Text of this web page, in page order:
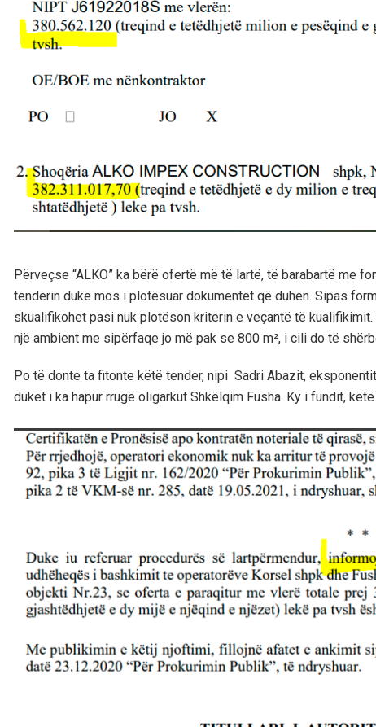
Përveçse “ALKO” ka bërë ofertë më të lartë, të barabartë me
tenderin duke mos i plotësuar dokumentet që duhen. Sipas
skualifikohet pasi nuk plotëson kriterin e veçantë të
një ambient me sipërfaqe jo më pak se 800 m², i cili do të
Po të donte ta fitonte këtë tender, nipi Sadri Abazit,
duket i ka hapur rrugë oligarkut Shkëlqim Fusha. Ky i fundit,